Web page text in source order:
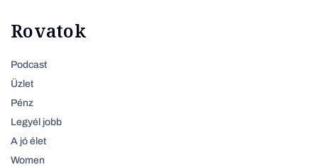
Rovatok
Podcast
Üzlet
Pénz
Legyél jobb
A jó élet
Women